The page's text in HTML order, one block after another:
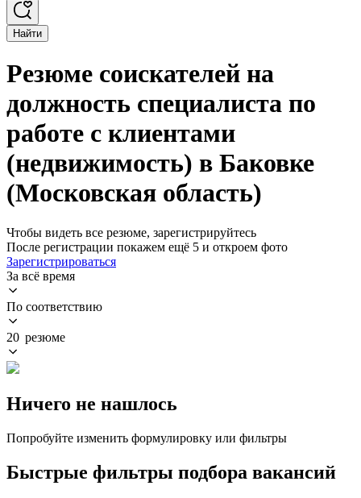
Найти
Резюме соискателей на
должность специалиста по
работе с клиентами
(недвижимость) в Баковке
(Московская область)
Чтобы видеть все резюме, зарегистрируйтесь
После регистрации покажем ещё 5 и откроем фото
Зарегистрироваться
За всё время
По соответствию
20 резюме
Ничего не нашлось
Попробуйте изменить формулировку или фильтры
Быстрые фильтры подбора вакансий